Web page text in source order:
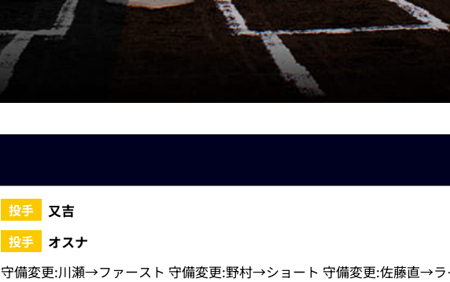
投手 又吉
投手
オスナ
守備変更:川瀬→ファースト 守備変更:野村→ショート 守備変更:佐藤直→ラ